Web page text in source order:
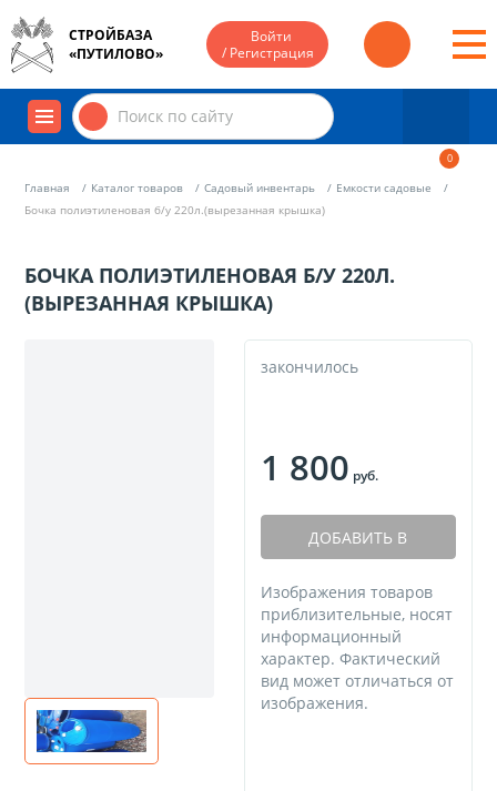
СТРОЙБАЗА
«ПУТИЛОВО»
Войти
/ Регистрация
0
Главная Каталог товаров Садовый инвентарь
Емкости садовые
Бочка полиэтиленовая б/у 220л.(вырезанная крышка)
БОЧКА ПОЛИЭТИЛЕНОВАЯ Б/У 220Л.
(ВЫРЕЗАННАЯ КРЫШКА)
закончилось
1 800 руб.
ДОБАВИТЬ В
Изображения товаров
приблизительные, носят
информационный
характер. Фактический
вид может отличаться от
изображения.